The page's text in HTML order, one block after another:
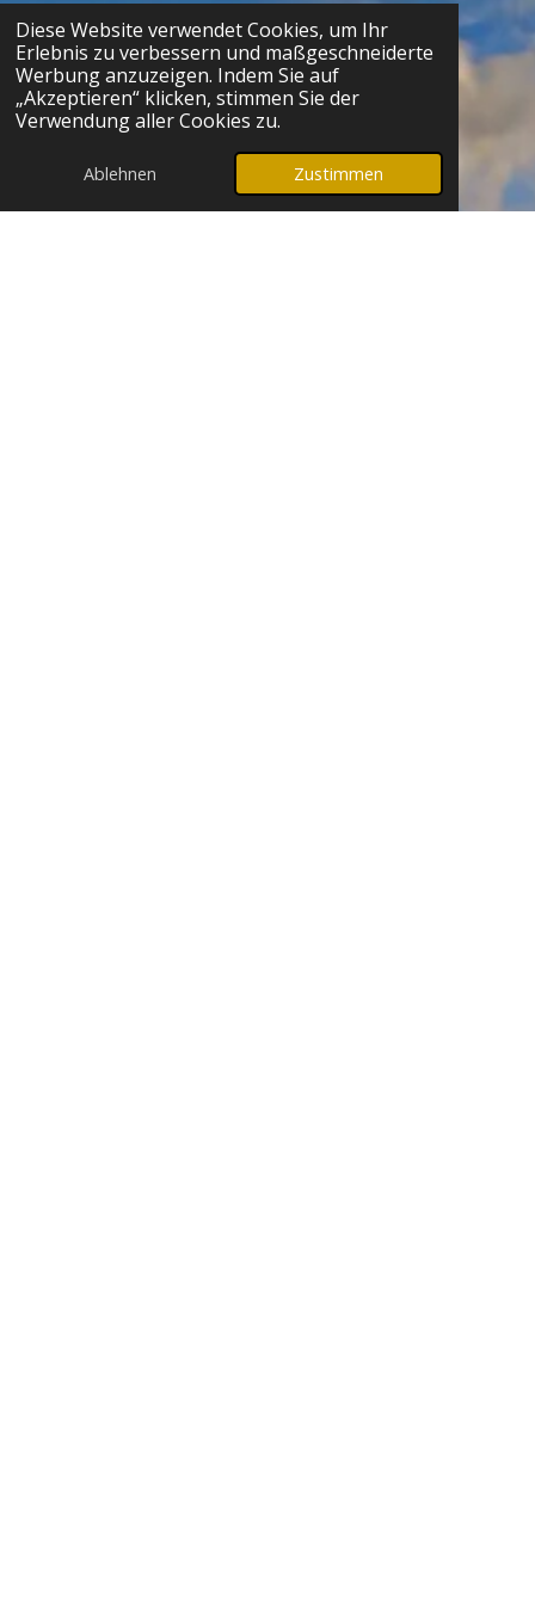
Diese Website verwendet Cookies, um Ihr
Erlebnis zu verbessern und maßgeschneiderte
Werbung anzuzeigen. Indem Sie auf
„Akzeptieren“ klicken, stimmen Sie der
Verwendung aller Cookies zu.
Ablehnen Zustimmen